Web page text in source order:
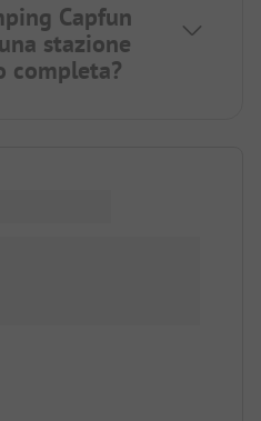
Capfun
stazione
completa?